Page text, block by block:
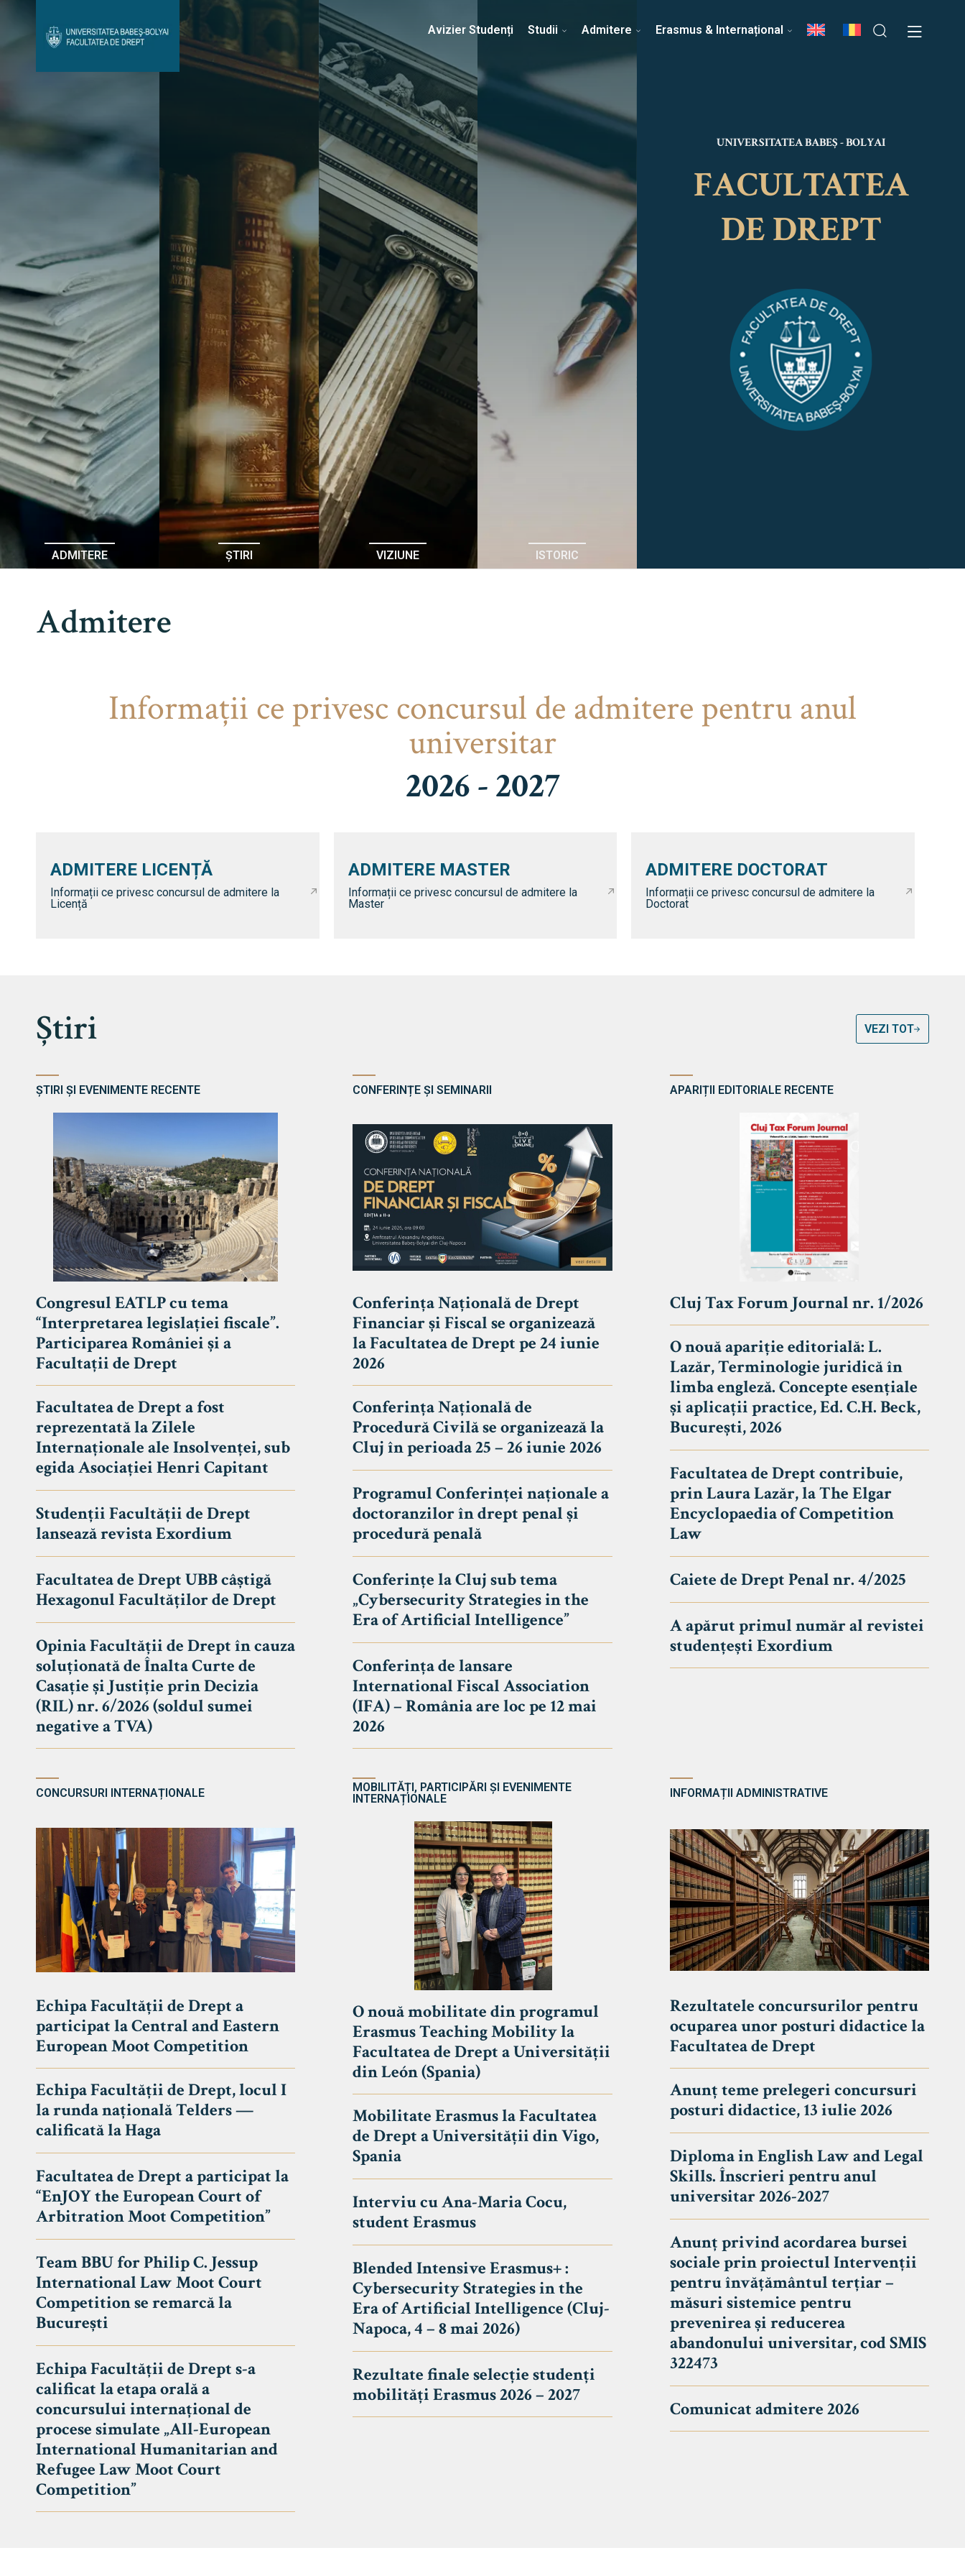
Avizier Studenți Admitere Erasmus & Internațional Despre Facultate Știri Echipa Facultății
Contact
UNIVERSITATEA BABEȘ - BOLYAI
FACULTATEA
DE DREPT
Avizier Studenți
Studii
Admitere
Erasmus & Internațional
Echipa Facultății
Bibliotecă & Reviste
Contact
Avizier Studenți Studii Admitere Erasmus & Internațional
ADMITERE ȘTIRI VIZIUNE ISTORIC
UNIVERSITATEA BABEȘ - BOLYAI
FACULTATEA
DE DREPT
Admitere
Informaţii ce privesc concursul de admitere pentru anul
universitar
2026 - 2027
ADMITERE LICENȚĂ
Informații ce privesc concursul de admitere la
Licență
ADMITERE MASTER
Informații ce privesc concursul de admitere la
Master
ADMITERE DOCTORAT
Informații ce privesc concursul de admitere la
Doctorat
Știri VEZI TOT
ȘTIRI ȘI EVENIMENTE RECENTE
Congresul EATLP cu tema
“Interpretarea legislației fiscale”.
Participarea României și a
Facultații de Drept
Facultatea de Drept a fost
reprezentată la Zilele
Internaționale ale Insolvenței, sub
egida Asociației Henri Capitant
Studenții Facultății de Drept
lansează revista Exordium
Facultatea de Drept UBB câștigă
Hexagonul Facultăților de Drept
Opinia Facultății de Drept în cauza
soluționată de Înalta Curte de
Casație și Justiție prin Decizia
(RIL) nr. 6/2026 (soldul sumei
negative a TVA)
CONFERINȚE ȘI SEMINARII
Conferința Națională de Drept
Financiar și Fiscal se organizează
la Facultatea de Drept pe 24 iunie
2026
Conferința Națională de
Procedură Civilă se organizează la
Cluj în perioada 25 – 26 iunie 2026
Programul Conferinței naționale a
doctoranzilor în drept penal și
procedură penală
Conferințe la Cluj sub tema
„Cybersecurity Strategies in the
Era of Artificial Intelligence”
Conferința de lansare
International Fiscal Association
(IFA) – România are loc pe 12 mai
2026
APARIȚII EDITORIALE RECENTE
Cluj Tax Forum Journal nr. 1/2026
O nouă apariție editorială: L.
Lazăr, Terminologie juridică în
limba engleză. Concepte esențiale
și aplicații practice, Ed. C.H. Beck,
București, 2026
Facultatea de Drept contribuie,
prin Laura Lazăr, la The Elgar
Encyclopaedia of Competition
Law
Caiete de Drept Penal nr. 4/2025
A apărut primul număr al revistei
studențești Exordium
CONCURSURI INTERNAȚIONALE
Echipa Facultății de Drept a
participat la Central and Eastern
European Moot Competition
Echipa Facultății de Drept, locul I
la runda națională Telders —
calificată la Haga
Facultatea de Drept a participat la
“EnJOY the European Court of
Arbitration Moot Competition”
Team BBU for Philip C. Jessup
International Law Moot Court
Competition se remarcă la
București
Echipa Facultății de Drept s-a
calificat la etapa orală a
concursului internațional de
procese simulate „All-European
International Humanitarian and
Refugee Law Moot Court
Competition”
MOBILITĂȚI, PARTICIPĂRI ȘI EVENIMENTE
INTERNAȚIONALE
O nouă mobilitate din programul
Erasmus Teaching Mobility la
Facultatea de Drept a Universității
din León (Spania)
Mobilitate Erasmus la Facultatea
de Drept a Universității din Vigo,
Spania
Interviu cu Ana-Maria Cocu,
student Erasmus
Blended Intensive Erasmus+ :
Cybersecurity Strategies in the
Era of Artificial Intelligence (Cluj-
Napoca, 4 – 8 mai 2026)
Rezultate finale selecție studenți
mobilități Erasmus 2026 – 2027
INFORMAȚII ADMINISTRATIVE
Rezultatele concursurilor pentru
ocuparea unor posturi didactice la
Facultatea de Drept
Anunț teme prelegeri concursuri
posturi didactice, 13 iulie 2026
Diploma in English Law and Legal
Skills. Înscrieri pentru anul
universitar 2026-2027
Anunț privind acordarea bursei
sociale prin proiectul Intervenții
pentru învățământul terțiar –
măsuri sistemice pentru
prevenirea și reducerea
abandonului universitar, cod SMIS
322473
Comunicat admitere 2026